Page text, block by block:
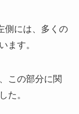
側には、多くの
ます。
この部分に関
た。